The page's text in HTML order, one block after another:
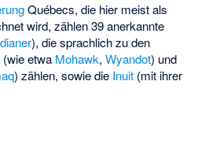
Québecs, die hier meist als
wird, zählen 39 anerkannte
), die sprachlich zu den
(wie etwa Mohawk,Wyandot) und
) zählen, sowie die Inuit (mit ihrer